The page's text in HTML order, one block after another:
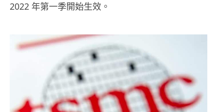
2022 年第一季開始生效。